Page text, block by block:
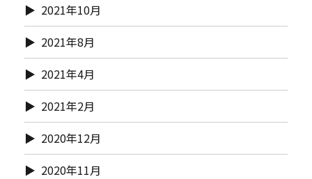
2021年10月
2021年8月
2021年4月
2021年2月
2020年12月
2020年11月